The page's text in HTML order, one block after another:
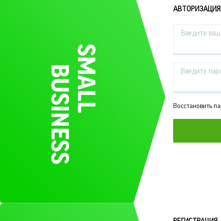
АВТОРИЗАЦИЯ
Введите
Введите
Восстановить